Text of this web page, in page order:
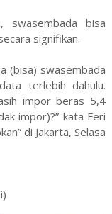
swasembada bisa
signifikan.
(bisa) swasembada
terlebih dahulu.
impor beras 5,4
impor)?” kata Feri
di Jakarta, Selasa